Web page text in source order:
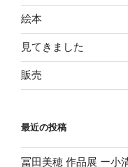
絵本
見てきました
販売
最近の投稿
冨田美穂 作品展 ー小